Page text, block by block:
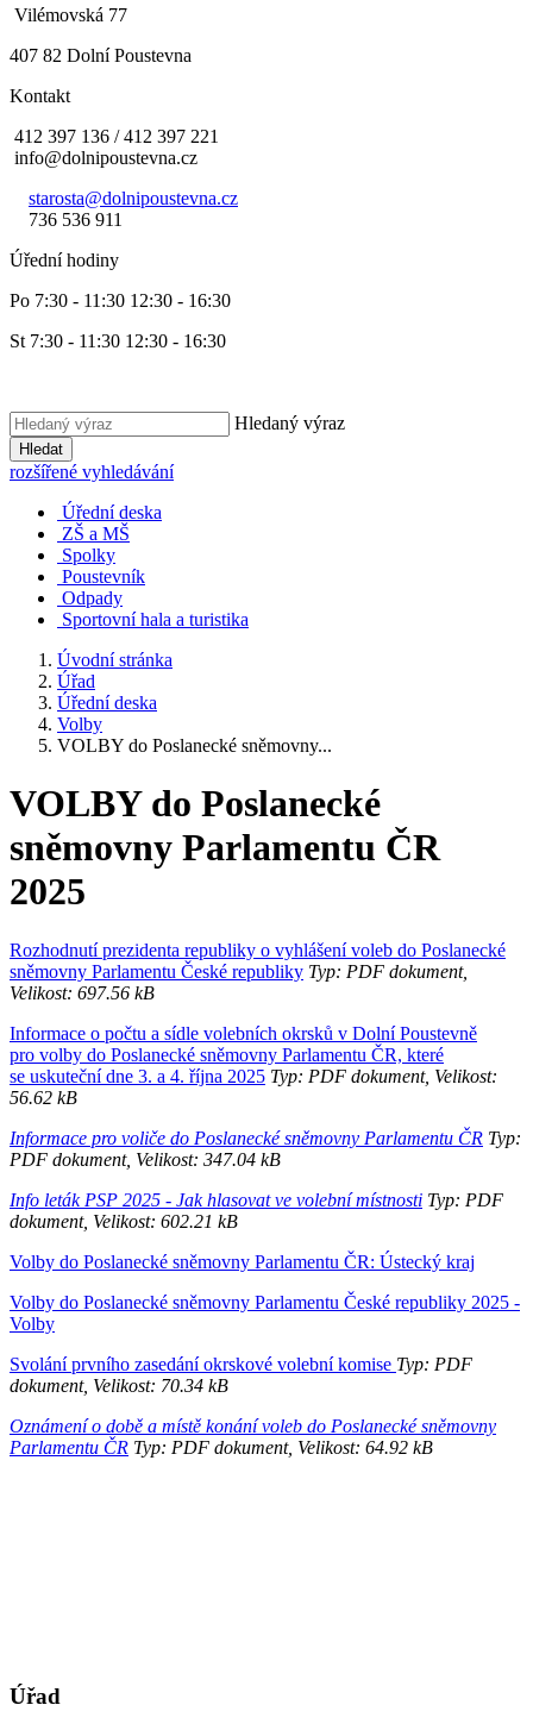
Vilémovská 77
407 82 Dolní Poustevna
Kontakt
412 397 136 / 412 397 221
info@dolnipoustevna.cz
starosta@dolnipoustevna.cz
736 536 911
Úřední hodiny
Po 7:30 - 11:30 12:30 - 16:30
St 7:30 - 11:30 12:30 - 16:30
Hledaný výraz
Hledat
rozšířené vyhledávání
Úřední deska
ZŠ a MŠ
Spolky
Poustevník
Odpady
Sportovní hala a turistika
Úvodní stránka
Úřad
Úřední deska
Volby
VOLBY do Poslanecké sněmovny...
VOLBY do Poslanecké
sněmovny Parlamentu ČR
2025
Rozhodnutí prezidenta republiky o vyhlášení voleb do Poslanecké
sněmovny Parlamentu České republiky Typ: PDF dokument,
Velikost: 697.56 kB
Informace o počtu a sídle volebních okrsků v Dolní Poustevně
pro volby do Poslanecké sněmovny Parlamentu ČR, které
se uskuteční dne 3. a 4. října 2025 Typ: PDF dokument, Velikost:
56.62 kB
Informace pro voliče do Poslanecké sněmovny Parlamentu ČR Typ:
PDF dokument, Velikost: 347.04 kB
Info leták PSP 2025 - Jak hlasovat ve volební místnosti Typ: PDF
dokument, Velikost: 602.21 kB
Volby do Poslanecké sněmovny Parlamentu ČR: Ústecký kraj
Volby do Poslanecké sněmovny Parlamentu České republiky 2025 -
Volby
Svolání prvního zasedání okrskové volební komise Typ: PDF
dokument, Velikost: 70.34 kB
Oznámení o době a místě konání voleb do Poslanecké sněmovny
Parlamentu ČR Typ: PDF dokument, Velikost: 64.92 kB
Úřad